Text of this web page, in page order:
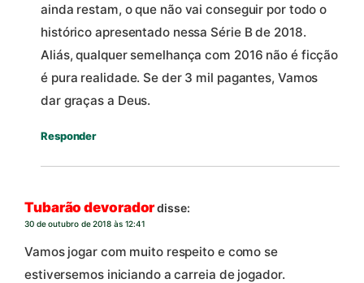
ainda restam, o que não vai conseguir por todo o
histórico apresentado nessa Série B de 2018.
Aliás, qualquer semelhança com 2016 não é ficção
é pura realidade. Se der 3 mil pagantes, Vamos
dar graças a Deus.
Responder
Tubarão devoradordisse:
30 de outubro de 2018 às 12:41
Vamos jogar com muito respeito e como se
estiversemos iniciando a carreia de jogador.